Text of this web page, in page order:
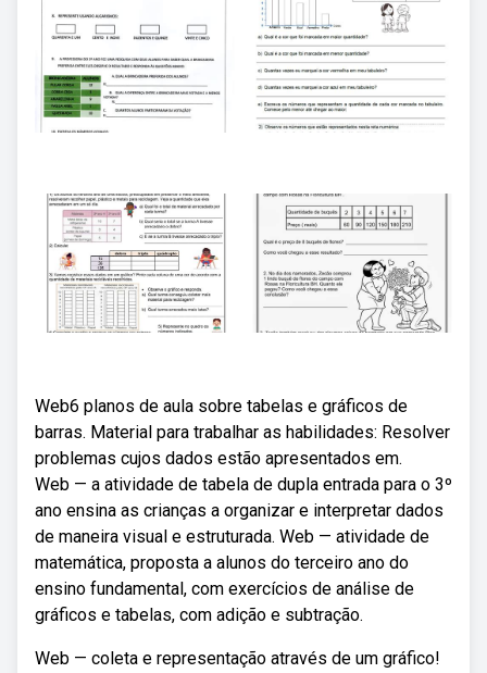
Web6 planos de aula sobre tabelas e gráficos de
barras. Material para trabalhar as habilidades: Resolver
problemas cujos dados estão apresentados em.
Web — a atividade de tabela de dupla entrada para o 3º
ano ensina as crianças a organizar e interpretar dados
de maneira visual e estruturada. Web — atividade de
matemática, proposta a alunos do terceiro ano do
ensino fundamental, com exercícios de análise de
gráficos e tabelas, com adição e subtração.
Web — coleta e representação através de um gráfico!